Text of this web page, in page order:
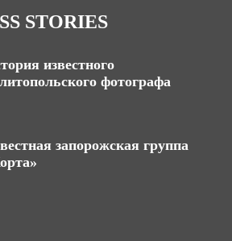
STORIES
известного
фотографа
запорожская группа